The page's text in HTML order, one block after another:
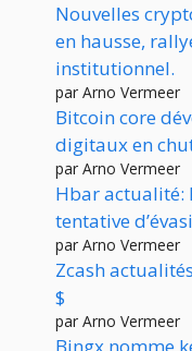
Nouvelles
en hausse,
institutionnel.
par Arno Vermeer
Bitcoin core
digitaux en
par Arno Vermeer
Hbar actualité:
tentative
par Arno Vermeer
Zcash
$
par Arno Vermeer